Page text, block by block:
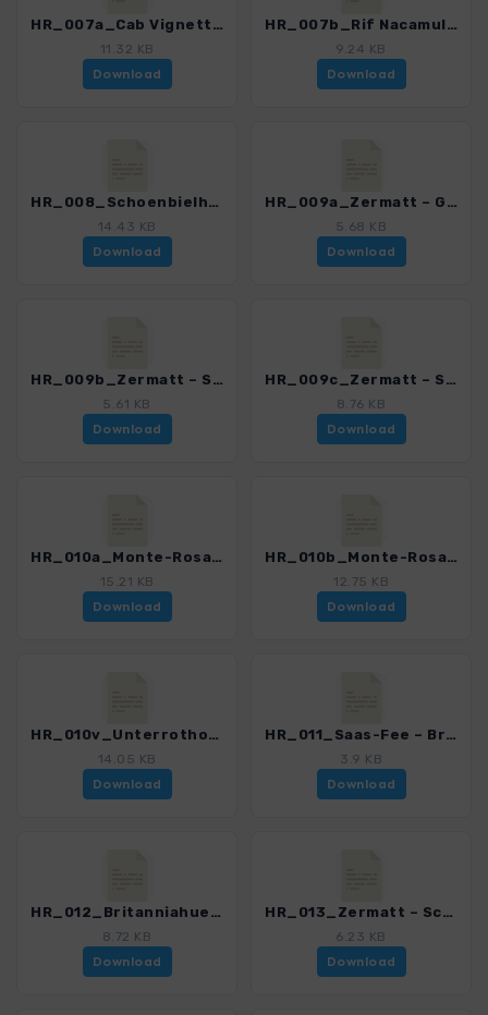
HR_007a_Cab Vignettes – Schoenbielhuette_5919_2.gpx
11.32 KB
Download
HR_007b_Rif Nacamuli – Schoenbielhuette_5919_2.gpx
9.24 KB
Download
HR_008_Schoenbielhuette – Zermatt_5919_2.gpx
14.43 KB
Download
HR_009a_Zermatt – Gornergrat – Monte-Rosa_5919_2.gpx
5.68 KB
Download
HR_009b_Zermatt – Stockhorn –Monte-Rosa_5919_2.gpx
5.61 KB
Download
HR_009c_Zermatt – Schwaerzegletscher – Monte-Rosa_5919_2.gpx
8.76 KB
Download
HR_010a_Monte-Rosa – Adlerpass – Saas-Fee_5919_2.gpx
15.21 KB
Download
HR_010b_Monte-Rosa – Schwarzberghorn – Saas-Almagell_5919_2.gpx
12.75 KB
Download
HR_010v_Unterrothorn – Flue – Saas-Fee_5919_2.gpx
14.05 KB
Download
HR_011_Saas-Fee – Britanniahuette_5919_2.gpx
3.9 KB
Download
HR_012_Britanniahuette – Zermatt_5919_2.gpx
8.72 KB
Download
HR_013_Zermatt – Schoenbielhuette_5919_2.gpx
6.23 KB
Download